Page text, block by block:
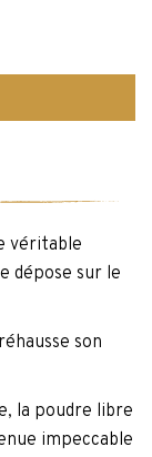
véritable
dépose sur le
son
la poudre libre
impeccable